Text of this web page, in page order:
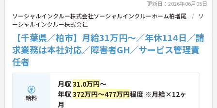
社員登用制度も用意されています。資格を活かし、
ワークライフバランスを大切にしながら長期的にキ
ャリアを築きたい方におすすめです。 ご興味のある
方は詳細等をお伝えしますので、お気軽にお問い合
わせください。
更新日：2026年06月05日
ソーシャルインクルー株式会社ソーシャルインクルーホーム柏増尾
ソ
ーシャルインクルー株式会社
【千葉県／柏市】月給31万円～／年休114日／請
求業務は本社対応／障害者GH／サービス管理責
任者
給料
月収31.0万円～
年収372万円～477万円程度 ※月給×12ヶ
月